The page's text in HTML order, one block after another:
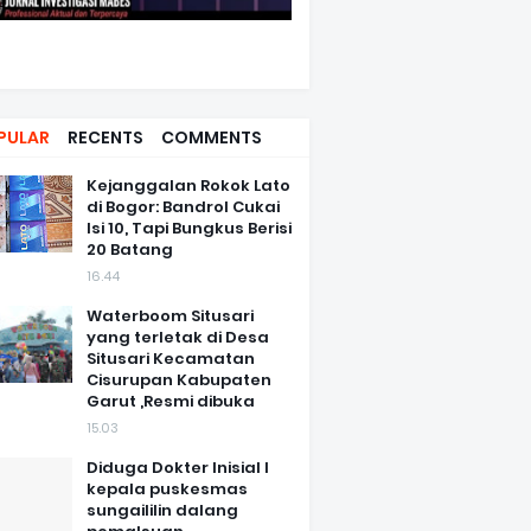
RECENTS COMMENTS
Kejanggalan Rokok Lato
di Bogor: Bandrol Cukai
Isi 10, Tapi Bungkus Berisi
20 Batang
16.44
Waterboom Situsari
yang terletak di Desa
Situsari Kecamatan
Cisurupan Kabupaten
Garut ,Resmi dibuka
15.03
Diduga Dokter Inisial I
kepala puskesmas
sungaililin dalang